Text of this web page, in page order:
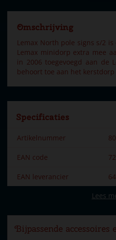
Omschrijving
Lemax North pole signs s/2
Lemax minidorp extra mee
in 2006 toegevoegd aan de
behoort toe aan het
Specificaties
Artikelnummer
EAN code
EAN leverancier
Dorpsnaam
Locatie
Lees
Bijpassende accessoires